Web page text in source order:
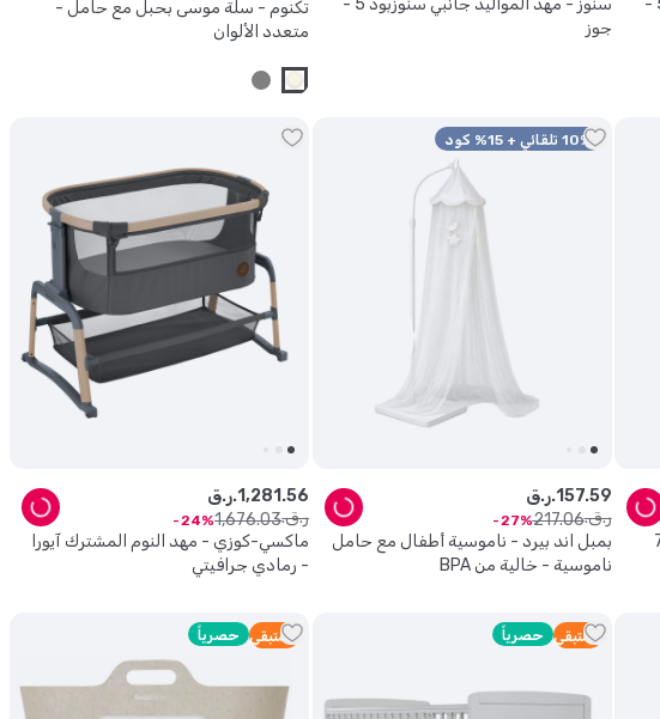
سنوز - مهد المواليد جانبي سنوزبود 5 -
سنوز - مهد المواليد جانبي سنوزبود 5 -
جوز
تكنوم - سلة موسى بحبل مع حامل -
متعدد الألوان
132 × 71
10% تلقائي + 15% كود
بمبل اند بيرد - ناموسية أطفال مع حامل
ناموسية - خالية من BPA
ر.ق.157.59
ر.ق.
217.06
27
ماكسي-كوزي - مهد النوم المشترك آيورا
- رمادي جرافيتي
ر.ق.1,281 .56
ر.ق.
1,676.03
24
5 متبقي حصرياً 2 متبقي حصرياً